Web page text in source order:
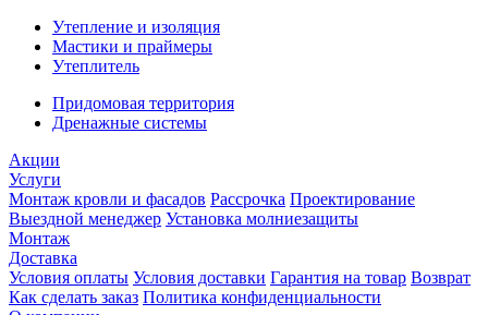
Утепление и изоляция
Мастики и праймеры
Утеплитель
Придомовая территория
Дренажные системы
Акции
Услуги
Монтаж кровли и фасадов Рассрочка Проектирование
Выездной менеджер Установка молниезащиты
Монтаж
Доставка
Условия оплаты Условия доставки Гарантия на товар Возврат
Как сделать заказ Политика конфиденциальности